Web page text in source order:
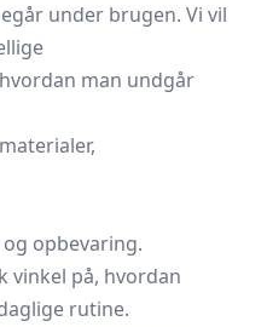
under brugen. Vi vil
man undgår
opbevaring.
vinkel på, hvordan
rutine.